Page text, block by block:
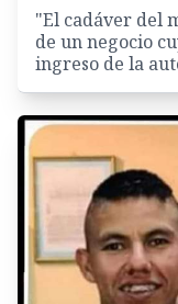
"El cadáver del
de un negocio
ingreso de la